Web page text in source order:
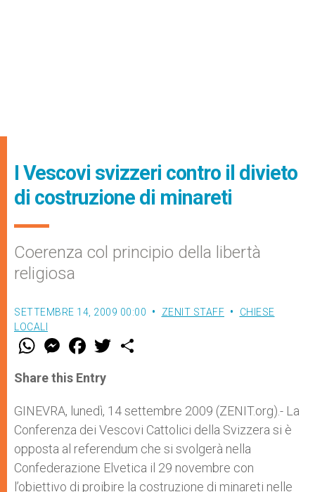
I Vescovi svizzeri contro il divieto
di costruzione di minareti
Coerenza col principio della libertà
religiosa
SETTEMBRE 14, 2009 00:00 ZENIT STAFF
CHIESE
LOCALI
W
t
s
p
p
M
e
s
e
g
e
r
F
a
e
b
o
k
w
r
Share this Entry
GINEVRA, lunedì, 14 settembre 2009 (ZENIT.org).- La
Conferenza dei Vescovi Cattolici della Svizzera si è
opposta al referendum che si svolgerà nella
Confederazione Elvetica il 29 novembre con
l’obiettivo di proibire la costruzione di minareti nelle